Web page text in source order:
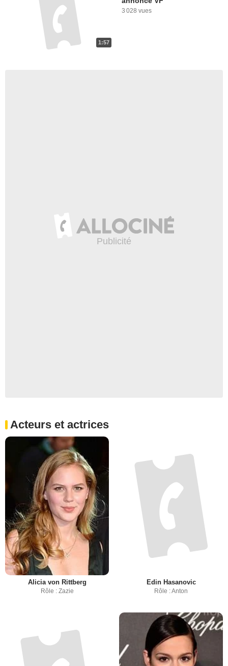
1:57
3 028 vues
Acteurs et actrices
Alicia von Rittberg
Rôle : Zazie
Edin Hasanovic
Rôle : Anton